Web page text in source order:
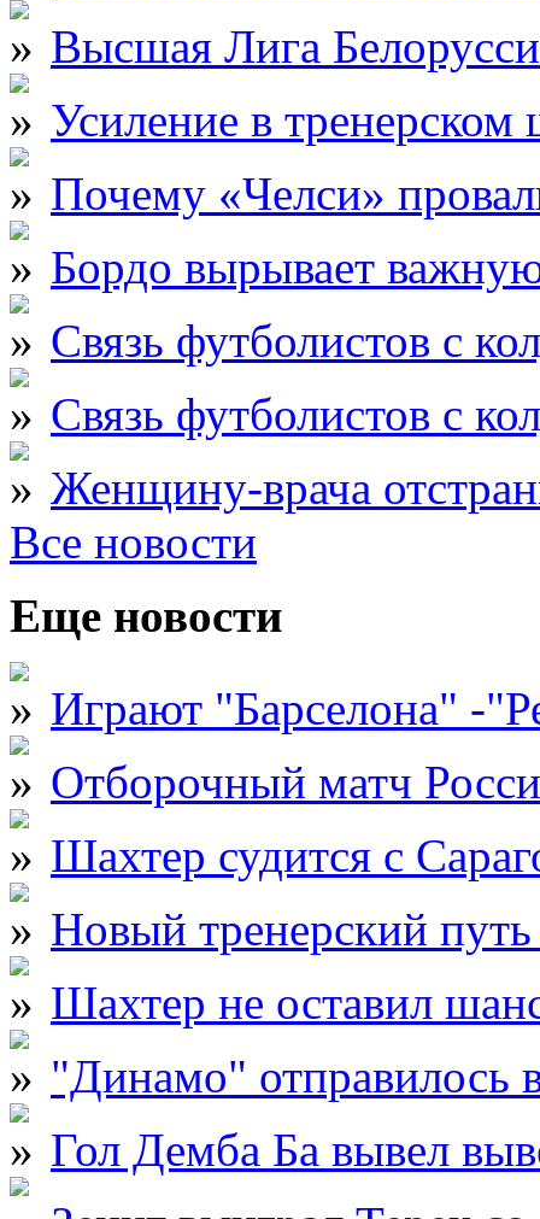
Высшая Лига
Усиление в
Почему «Челси»
Бордо вырывает
Связь футболистов с
Связь футболистов с
Женщину-врача
Все новости
Еще новости
Играют "Барселона" -
Отборочный матч
Шахтер судится с
Новый тренерский
Шахтер не оставил
"Динамо" отправилось
Гол Демба Ба вывел